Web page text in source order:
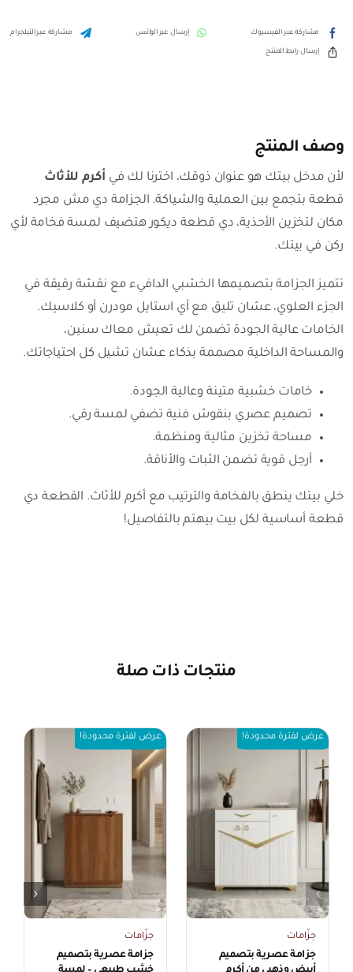
مشاركة عبر الفيسبوك إرسال عبر الواتس مشاركة عبر التيلجرام
إرسال رابط المنتج
وصف المنتج
لأن مدخل بيتك هو عنوان ذوقك، اخترنا لك في أكرم للأثاث
قطعة بتجمع بين العملية والشياكة. الجزامة دي مش مجرد
مكان لتخزين الأحذية، دي قطعة ديكور هتضيف لمسة فخامة لأي
ركن في بيتك.
تتميز الجزامة بتصميمها الخشبي الدافيء مع نقشة رقيقة في
الجزء العلوي، عشان تليق مع أي استايل مودرن أو كلاسيك.
الخامات عالية الجودة تضمن لك تعيش معاك سنين،
والمساحة الداخلية مصممة بذكاء عشان تشيل كل احتياجاتك.
خامات خشبية متينة وعالية الجودة.
تصميم عصري بنقوش فنية تضفي لمسة رقي.
مساحة تخزين مثالية ومنظمة.
أرجل قوية تضمن الثبات والأناقة.
خلي بيتك ينطق بالفخامة والترتيب مع أكرم للأثاث. القطعة دي
قطعة أساسية لكل بيت بيهتم بالتفاصيل!
منتجات ذات صلة
عرض لفترة محدودة!
جزّامات
جزامة عصرية بتصميم
عرض لفترة محدودة!
جزّامات
جزامة عصرية بتصميم